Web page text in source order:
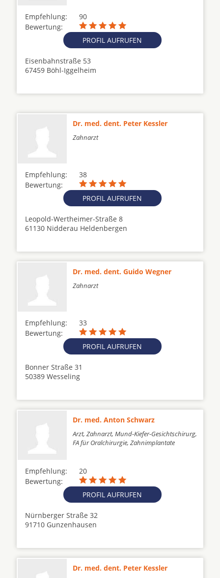
Empfehlung:
90
Bewertung:
PROFIL AUFRUFEN
Eisenbahnstraße 53
67459 Böhl-Iggelheim
Dr. med. dent. Peter Kessler
Zahnarzt
Empfehlung:
38
Bewertung:
PROFIL AUFRUFEN
Leopold-Wertheimer-Straße 8
61130 Nidderau Heldenbergen
Dr. med. dent. Guido Wegner
Zahnarzt
Empfehlung:
33
Bewertung:
PROFIL AUFRUFEN
Bonner Straße 31
50389 Wesseling
Dr. med. Anton Schwarz
Arzt, Zahnarzt, Mund-Kiefer-Gesichtschirurg,
FA für Oralchirurgie, Zahnimplantate
Empfehlung:
20
Bewertung:
PROFIL AUFRUFEN
Nürnberger Straße 32
91710 Gunzenhausen
Dr. med. dent. Peter Kessler